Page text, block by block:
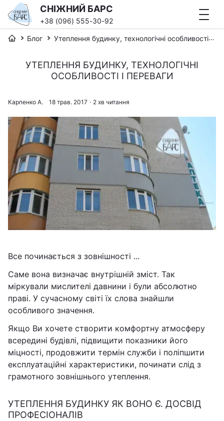
СНІЖНИЙ БАРС
+38 (096) 555-30-92
Блог Утеплення будинку, технологічні особливості і переваги
УТЕПЛЕННЯ БУДИНКУ, ТЕХНОЛОГІЧНІ
ОСОБЛИВОСТІ І ПЕРЕВАГИ
Карпенко А. 18 трав. 2017 · 2 хв читання
Все починається з зовнішності ...
Саме вона визначає внутрішній зміст. Так
міркували мислителі давнини і були абсолютно
праві. У сучасному світі їх слова знайшли
особливого значення.
Якщо Ви хочете створити комфортну атмосферу
всередині будівлі, підвищити показники його
міцності, продовжити термін служби і поліпшити
експлуатаційні характеристики, починати слід з
грамотного зовнішнього утеплення.
УТЕПЛЕННЯ БУДИНКУ ЯК ВОНО Є. ДОСВІД
ПРОФЕСІОНАЛІВ